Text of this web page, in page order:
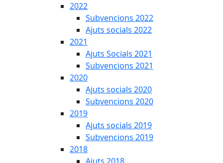
2022
Subvencions 2022
Ajuts socials 2022
2021
Ajuts Socials 2021
Subvencions 2021
2020
Ajuts socials 2020
Subvencions 2020
2019
Ajuts socials 2019
Subvencions 2019
2018